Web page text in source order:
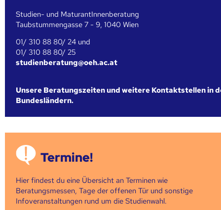
Studien- und MaturantInnenberatung
Taubstummengasse 7 - 9, 1040 Wien
01/ 310 88 80/ 24 und
01/ 310 88 80/ 25
studienberatung@oeh.ac.at
Unsere Beratungszeiten und weitere Kontaktstellen in
Bundesländern.
Termine!
Hier findest du eine Übersicht an Terminen wie
Beratungsmessen, Tage der offenen Tür und sonstige
Infoveranstaltungen rund um die Studienwahl.